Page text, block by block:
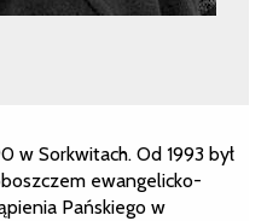
w Sorkwitach. Od 1993 był
ewangelicko-
Pańskiego w